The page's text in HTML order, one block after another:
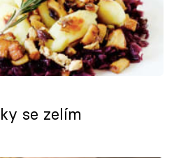
se zelím